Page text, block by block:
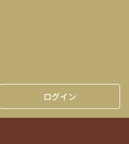
ログイン